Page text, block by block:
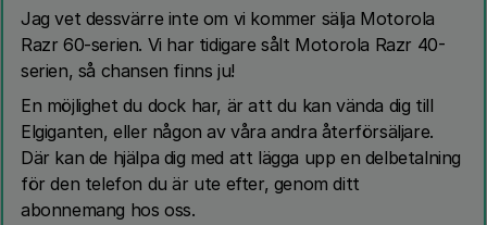
Jag vet dessvärre inte om vi kommer sälja Motorola
Razr 60-serien. Vi har tidigare sålt Motorola Razr 40-
serien, så chansen finns ju!
En möjlighet du dock har, är att du kan vända dig till
Elgiganten, eller någon av våra andra återförsäljare.
Där kan de hjälpa dig med att lägga upp en delbetalning
för den telefon du är ute efter, genom ditt
abonnemang hos oss.